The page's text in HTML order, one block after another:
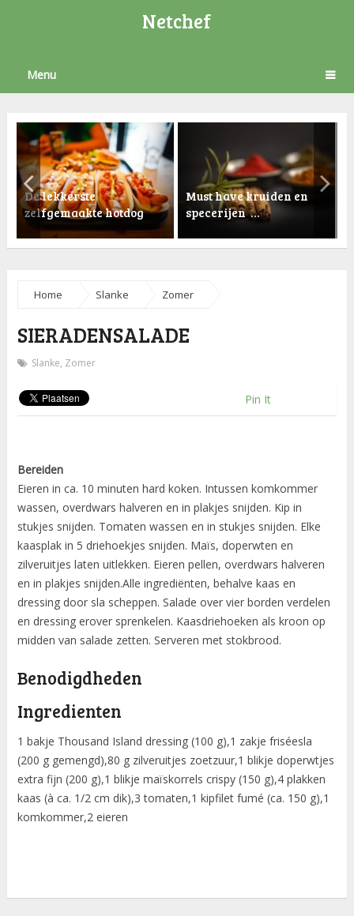
Netchef
Menu
De lekkerste
zelfgemaakte hotdog
Must have kruiden en
specerijen …
Home Slanke Zomer
SIERADENSALADE
Slanke, Zomer
Pin It
Bereiden
Eieren in ca. 10 minuten hard koken. Intussen komkommer
wassen, overdwars halveren en in plakjes snijden. Kip in
stukjes snijden. Tomaten wassen en in stukjes snijden. Elke
kaasplak in 5 driehoekjes snijden. Maïs, doperwten en
zilveruitjes laten uitlekken. Eieren pellen, overdwars halveren
en in plakjes snijden.Alle ingrediënten, behalve kaas en
dressing door sla scheppen. Salade over vier borden verdelen
en dressing erover sprenkelen. Kaasdriehoeken als kroon op
midden van salade zetten. Serveren met stokbrood.
Benodigdheden
Ingredienten
1 bakje Thousand Island dressing (100 g),1 zakje friséesla
(200 g gemengd),80 g zilveruitjes zoetzuur,1 blikje doperwtjes
extra fijn (200 g),1 blikje maïskorrels crispy (150 g),4 plakken
kaas (à ca. 1/2 cm dik),3 tomaten,1 kipfilet fumé (ca. 150 g),1
komkommer,2 eieren